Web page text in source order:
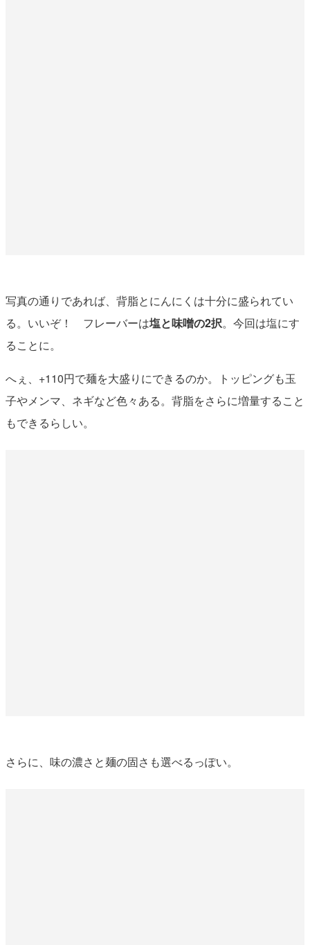
写真の通りであれば、背脂とにんにくは十分に盛られてい
る。いいぞ！ フレーバーは塩と味噌の2択。今回は塩にす
ることに。
へぇ、+110円で麺を大盛りにできるのか。トッピングも玉
子やメンマ、ネギなど色々ある。背脂をさらに増量すること
もできるらしい。
さらに、味の濃さと麺の固さも選べるっぽい。